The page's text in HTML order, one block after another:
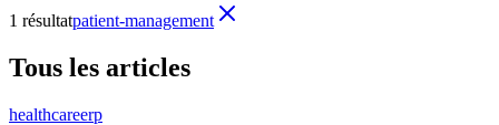
1 résultatpatient-management
Tous les articles
healthcareerp